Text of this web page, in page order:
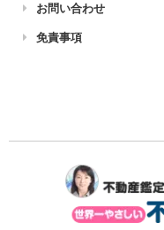
お問い合わせ
免責事項